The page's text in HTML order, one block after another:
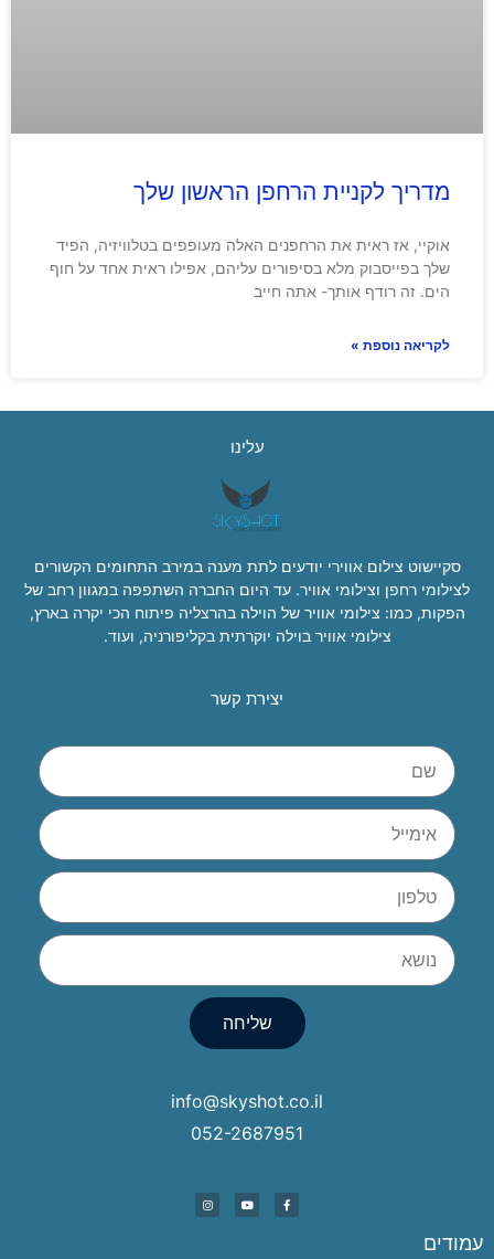
מדריך לקניית הרחפן הראשון שלך
אוקיי, אז ראית את הרחפנים האלה מעופפים בטלוויזיה, הפיד
שלך בפייסבוק מלא בסיפורים עליהם, אפילו ראית אחד על חוף
הים. זה רודף אותך- אתה חייב
לקריאה נוספת »
עלינו
סקיישוט צילום אווירי יודעים לתת מענה במירב התחומים הקשורים
לצילומי רחפן וצילומי אוויר. עד היום החברה השתפפה במגוון רחב של
הפקות, כמו: צילומי אוויר של הוילה בהרצליה פיתוח הכי יקרה בארץ,
צילומי אוויר בוילה יוקרתית בקליפורניה, ועוד.
יצירת קשר
שליחה
info@skyshot.co.il
052-2687951
עמודים